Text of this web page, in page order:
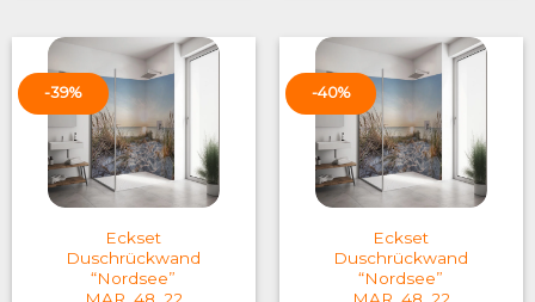
-39%
Eckset
Duschrückwand
“Nordsee”
-40%
Eckset
Duschrückwand
“Nordsee”